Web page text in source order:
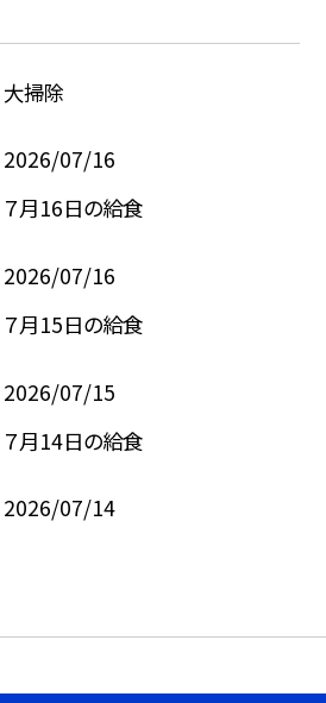
大掃除
2026/07/16
７月16日の給食
2026/07/16
７月15日の給食
2026/07/15
７月14日の給食
2026/07/14